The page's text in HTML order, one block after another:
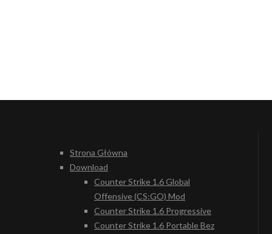
Strona Główna
Download
Counter Strike 1.6 Global
Offensive (CS:GO) Mod
Counter Strike 1.6 Progressive
Counter Strike 1.6 Portable Bez